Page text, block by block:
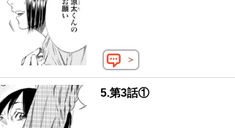
＞
5.第3話①